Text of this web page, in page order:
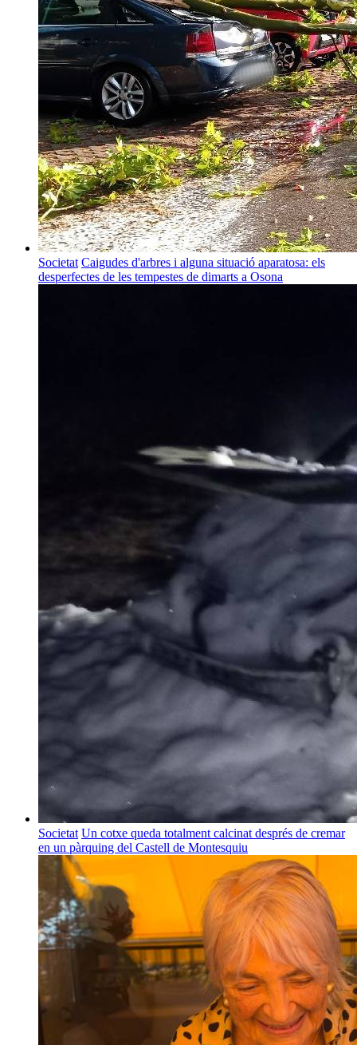
Societat Caigudes d'arbres i alguna situació aparatosa: els
desperfectes de les tempestes de dimarts a Osona
Societat Un cotxe queda totalment calcinat després de cremar
en un pàrquing del Castell de Montesquiu